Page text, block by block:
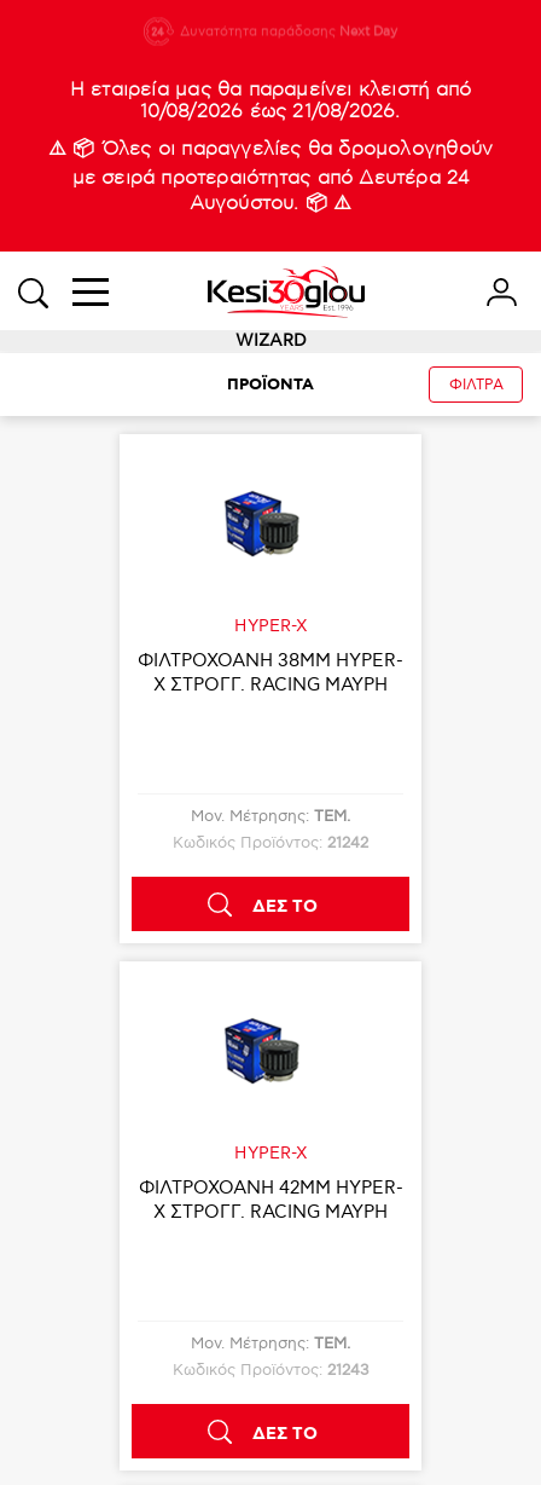
933
Δυνατότητα παράδοσης Next Day
Νέες
Η εταιρεία μας θα παραμείνει κλειστή από
10/08/2026 έως 21/08/2026.
⚠️ 📦 Όλες οι παραγγελίες θα δρομολογηθούν
με σειρά προτεραιότητας από Δευτέρα 24
Αυγούστου. 📦 ⚠️
WIZARD
ΠΡΟΪΟΝΤΑ ΦΙΛΤΡΑ
HYPER-X
ΦΙΛΤΡΟΧΟΑΝΗ 38ΜΜ HYPER-
X ΣΤΡΟΓΓ. RACING ΜΑΥΡΗ
Μον. Μέτρησης: ΤΕΜ.
Κωδικός Προϊόντος: 21242
ΔΕΣ ΤΟ
HYPER-X
ΦΙΛΤΡΟΧΟΑΝΗ 42ΜΜ HYPER-
X ΣΤΡΟΓΓ. RACING ΜΑΥΡΗ
Μον. Μέτρησης: ΤΕΜ.
Κωδικός Προϊόντος: 21243
ΔΕΣ ΤΟ